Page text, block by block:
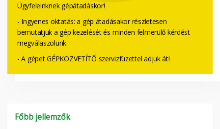
Ügyfeleinknek gépátadáskor!
- Ingyenes oktatás: a gép átadásakor részletesen
bemutatjuk a gép kezelését és minden felmerülő kérdést
megválaszolunk.
- A gépet GÉPKÖZVETÍTŐ szervizfüzettel adjuk át!
Főbb jellemzők